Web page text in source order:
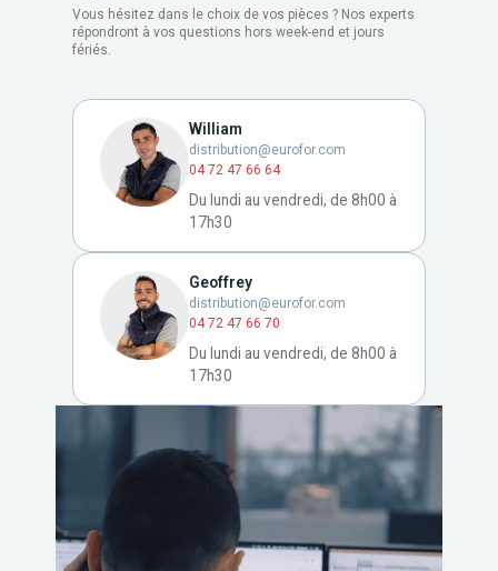
Vous hésitez dans le choix de vos pièces ? Nos experts
répondront à vos questions hors week-end et jours
fériés.
William
distribution@eurofor.com
04 72 47 66 64
Du lundi au vendredi, de 8h00 à
17h30
Geoffrey
distribution@eurofor.com
04 72 47 66 70
Du lundi au vendredi, de 8h00 à
17h30